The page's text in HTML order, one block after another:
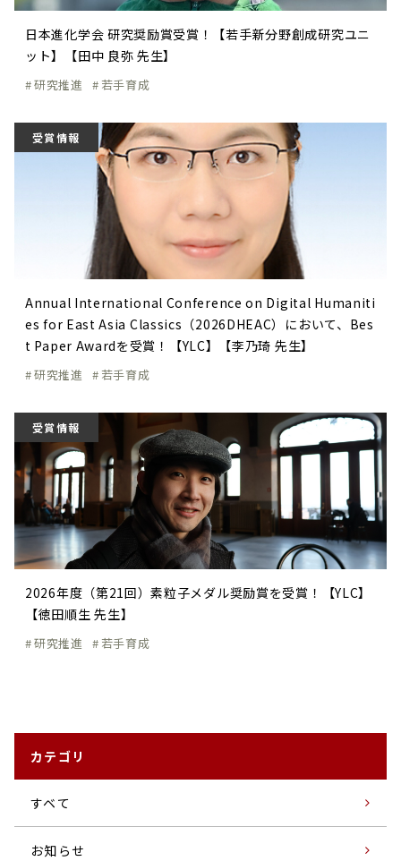
日本進化学会 研究奨励賞受賞！【若手新分野創成研究ユニ
ット】【田中 良弥 先生】
研究推進 若手育成
受賞情報
Annual International Conference on Digital Humaniti
es for East Asia Classics（2026DHEAC）において、Bes
t Paper Awardを受賞！【YLC】【李乃琦 先生】
研究推進 若手育成
受賞情報
2026年度（第21回）素粒子メダル奨励賞を受賞！【YLC】
【徳田順生 先生】
研究推進 若手育成
カテゴリ
すベて
お知らせ